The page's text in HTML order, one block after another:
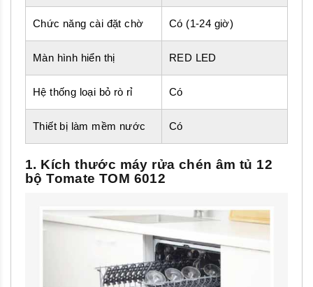
Chức năng cài đặt chờ Có (1-24 giờ)
Màn hình hiển thị RED LED
Hệ thống loại bỏ rò rỉ Có
Thiết bị làm mềm nước Có
1. Kích thước máy rửa chén âm tủ 12
bộ Tomate TOM 6012